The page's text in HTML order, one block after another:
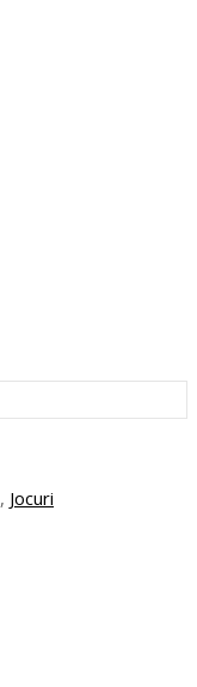
, Jocuri